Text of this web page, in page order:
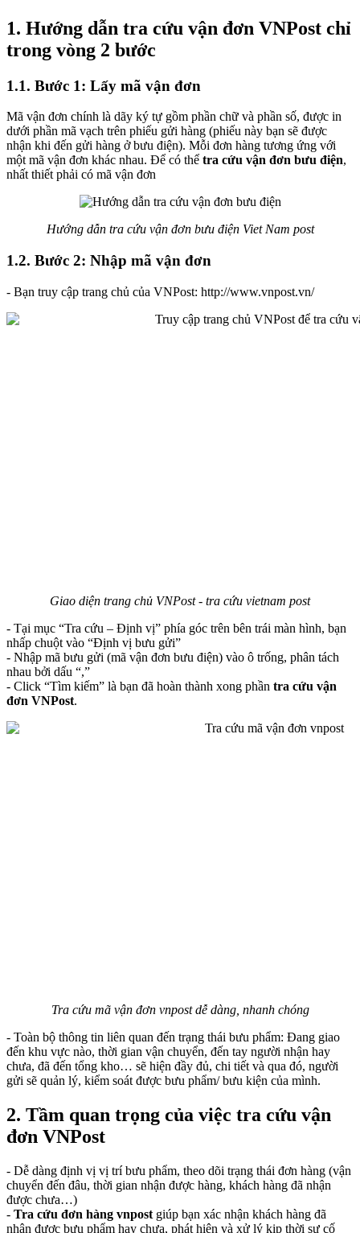
1. Hướng dẫn tra cứu vận đơn VNPost chỉ
trong vòng 2 bước
1.1. Bước 1: Lấy mã vận đơn
Mã vận đơn chính là dãy ký tự gồm phần chữ và phần số, được in
dưới phần mã vạch trên phiếu gửi hàng (phiếu này bạn sẽ được
nhận khi đến gửi hàng ở bưu điện). Mỗi đơn hàng tương ứng với
một mã vận đơn khác nhau. Để có thể tra cứu vận đơn bưu điện,
nhất thiết phải có mã vận đơn
Hướng dẫn tra cứu vận đơn bưu điện Viet Nam post
1.2. Bước 2: Nhập mã vận đơn
- Bạn truy cập trang chủ của VNPost: http://www.vnpost.vn/
Giao diện trang chủ VNPost - tra cứu vietnam post
- Tại mục “Tra cứu – Định vị” phía góc trên bên trái màn hình, bạn
nhấp chuột vào “Định vị bưu gửi”
- Nhập mã bưu gửi (mã vận đơn bưu điện) vào ô trống, phân tách
nhau bởi dấu “,”
- Click “Tìm kiếm” là bạn đã hoàn thành xong phần tra cứu vận
đơn VNPost.
Tra cứu mã vận đơn vnpost dễ dàng, nhanh chóng
- Toàn bộ thông tin liên quan đến trạng thái bưu phẩm: Đang giao
đến khu vực nào, thời gian vận chuyển, đến tay người nhận hay
chưa, đã đến tổng kho… sẽ hiện đầy đủ, chi tiết và qua đó, người
gửi sẽ quản lý, kiểm soát được bưu phẩm/ bưu kiện của mình.
2. Tầm quan trọng của việc tra cứu vận
đơn VNPost
- Dễ dàng định vị vị trí bưu phẩm, theo dõi trạng thái đơn hàng (vận
chuyển đến đâu, thời gian nhận được hàng, khách hàng đã nhận
được chưa…)
- Tra cứu đơn hàng vnpost giúp bạn xác nhận khách hàng đã
nhận được bưu phẩm hay chưa, phát hiện và xử lý kịp thời sự cố